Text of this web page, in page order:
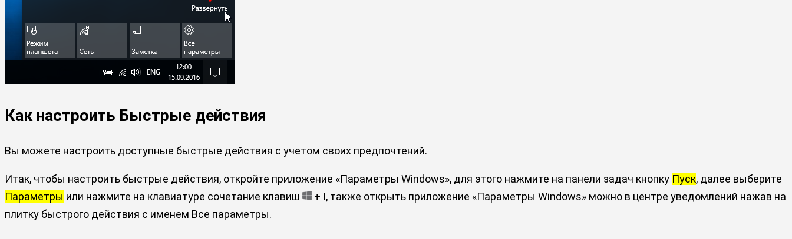
Как настроить Быстрые действия
Вы можете настроить доступные быстрые действия с учетом своих предпочтений.
Итак, чтобы настроить быстрые действия, откройте приложение «Параметры Windows», для этого нажмите на панели задач кнопку Пуск, далее выберите
Параметры или нажмите на клавиатуре сочетание клавиш
+ I, также открыть приложение «Параметры Windows» можно в центре уведомлений нажав на
плитку быстрого действия с именем Все параметры.